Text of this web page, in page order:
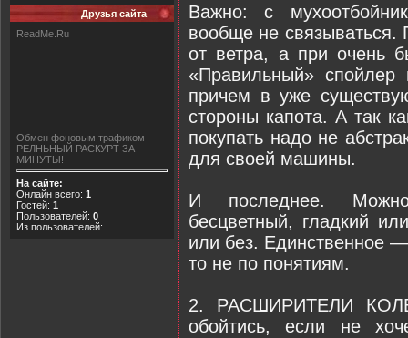
Друзья сайта
ReadMe.Ru
Обмен фоновым трафиком-
РЕЛНЬНЫЙ РАСКУРТ ЗА
МИНУТЫ!
На сайте:
Онлайн всего: 1
Гостей: 1
Пользователей: 0
Из пользователей:
Важно: с
вообще не связываться.
от ветра, а при очень
«Правильный» спойлер
причем в уже
стороны капота. А так
покупать надо не
для своей машины.
И последнее.
бесцветный, гладкий
или без. Единственное —
то не по понятиям.
2. РАСШИРИТЕЛИ
обойтись, если не